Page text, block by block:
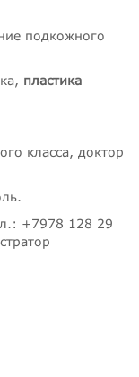
подкожного
пластика
класса, доктор
+7978 128 29